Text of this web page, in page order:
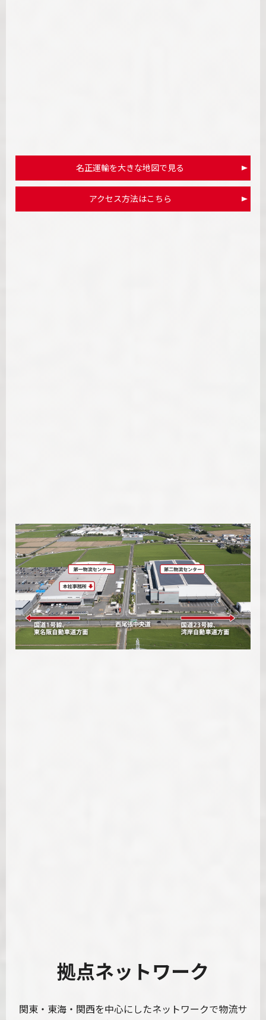
名正運輸を大きな地図で見る
アクセス方法はこちら
拠点ネットワーク
関東・東海・関西を中心にしたネットワークで物流サ